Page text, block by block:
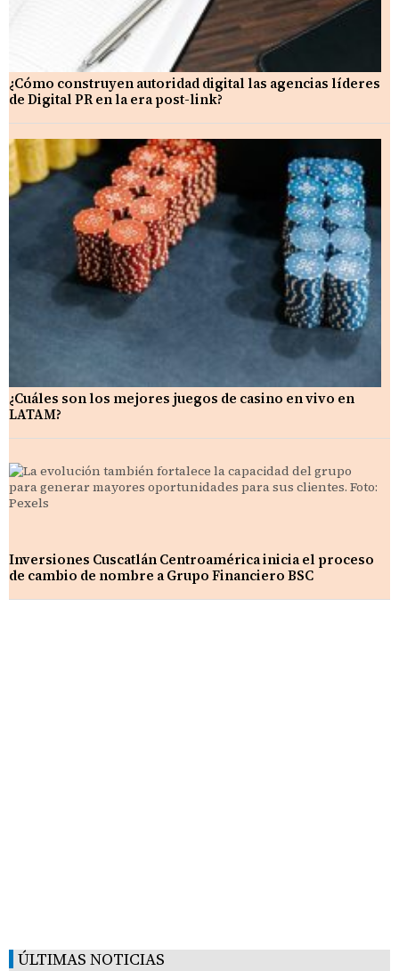
¿Cómo construyen autoridad digital las agencias líderes
de Digital PR en la era post-link?
¿Cuáles son los mejores juegos de casino en vivo en
LATAM?
Inversiones Cuscatlán Centroamérica inicia el proceso
de cambio de nombre a Grupo Financiero BSC
ÚLTIMAS NOTICIAS